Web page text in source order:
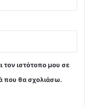
ιστότοπο μου σε
που θα σχολιάσω.